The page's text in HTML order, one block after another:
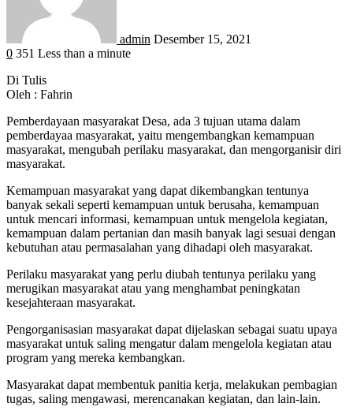
admin Desember 15, 2021
0 351 Less than a minute
Di Tulis
Oleh : Fahrin
Pemberdayaan masyarakat Desa, ada 3 tujuan utama dalam
pemberdayaa masyarakat, yaitu mengembangkan kemampuan
masyarakat, mengubah perilaku masyarakat, dan mengorganisir diri
masyarakat.
Kemampuan masyarakat yang dapat dikembangkan tentunya
banyak sekali seperti kemampuan untuk berusaha, kemampuan
untuk mencari informasi, kemampuan untuk mengelola kegiatan,
kemampuan dalam pertanian dan masih banyak lagi sesuai dengan
kebutuhan atau permasalahan yang dihadapi oleh masyarakat.
Perilaku masyarakat yang perlu diubah tentunya perilaku yang
merugikan masyarakat atau yang menghambat peningkatan
kesejahteraan masyarakat.
Pengorganisasian masyarakat dapat dijelaskan sebagai suatu upaya
masyarakat untuk saling mengatur dalam mengelola kegiatan atau
program yang mereka kembangkan.
Masyarakat dapat membentuk panitia kerja, melakukan pembagian
tugas, saling mengawasi, merencanakan kegiatan, dan lain-lain.